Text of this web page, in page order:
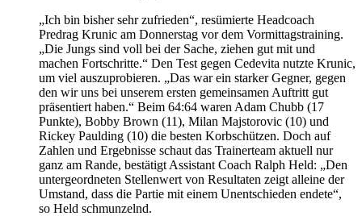
„Ich bin bisher sehr zufrieden“, resümierte Headcoach
Predrag Krunic am Donnerstag vor dem Vormittagstraining.
„Die Jungs sind voll bei der Sache, ziehen gut mit und
machen Fortschritte.“ Den Test gegen Cedevita nutzte Krunic,
um viel auszuprobieren. „Das war ein starker Gegner, gegen
den wir uns bei unserem ersten gemeinsamen Auftritt gut
präsentiert haben.“ Beim 64:64 waren Adam Chubb (17
Punkte), Bobby Brown (11), Milan Majstorovic (10) und
Rickey Paulding (10) die besten Korbschützen. Doch auf
Zahlen und Ergebnisse schaut das Trainerteam aktuell nur
ganz am Rande, bestätigt Assistant Coach Ralph Held: „Den
untergeordneten Stellenwert von Resultaten zeigt alleine der
Umstand, dass die Partie mit einem Unentschieden endete“,
so Held schmunzelnd.